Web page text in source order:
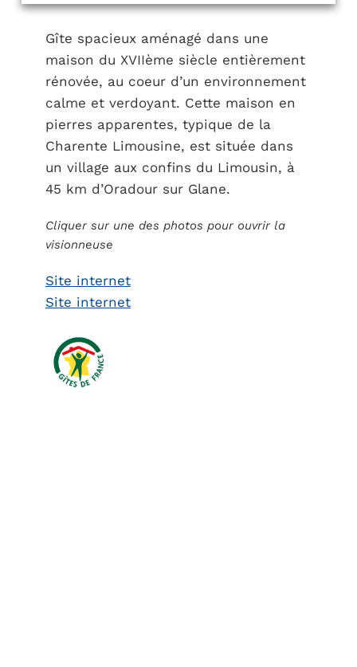
Gîte spacieux aménagé dans une
maison du XVIIème siècle entièrement
rénovée, au coeur d’un environnement
calme et verdoyant. Cette maison en
pierres apparentes, typique de la
Charente Limousine, est située dans
un village aux confins du Limousin, à
45 km d’Oradour sur Glane.
Cliquer sur une des photos pour ouvrir la
visionneuse
Site internet
Site internet